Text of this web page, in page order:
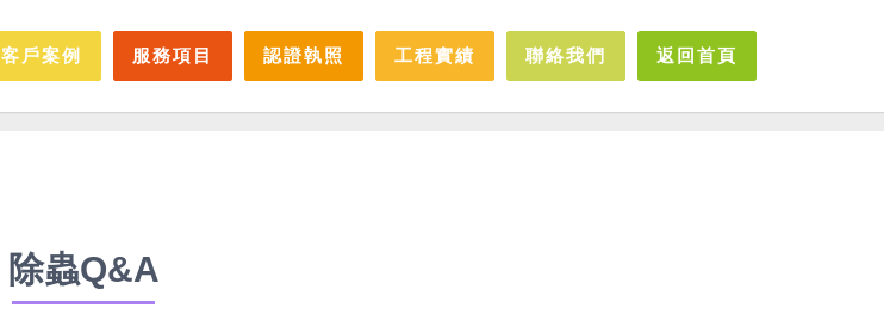
客戶案例 服務項目 認證執照 工程實績 聯絡我們 返回首頁
除蟲Q&A